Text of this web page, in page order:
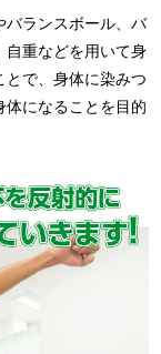
バランスボール、バ
自重などを用いて身
で、身体に染みつ
体になることを目的